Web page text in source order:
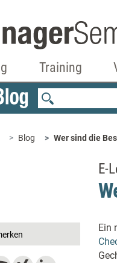
Training
Blog Wer sind die
E-
Ein